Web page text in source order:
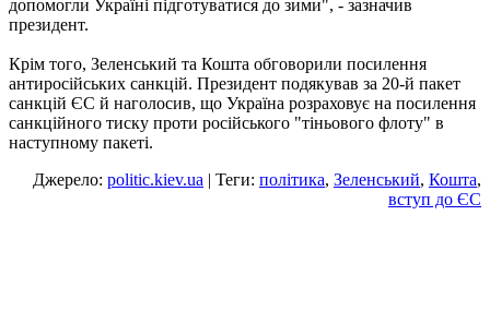
допомогли Україні підготуватися до зими", - зазначив
президент.
Крім того, Зеленський та Кошта обговорили посилення
антиросійських санкцій. Президент подякував за 20-й пакет
санкцій ЄС й наголосив, що Україна розраховує на посилення
санкційного тиску проти російського "тіньового флоту" в
наступному пакеті.
Джерело: politic.kiev.ua | Теги: політика, Зеленський, Кошта,
вступ до ЄС